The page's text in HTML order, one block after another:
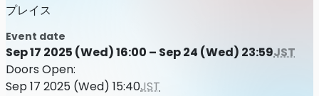
プレイス
Event date
Sep 17 2025 (Wed) 16:00 – Sep 24 (Wed) 23:59JST
Doors Open:
Sep 17 2025 (Wed) 15:40JST